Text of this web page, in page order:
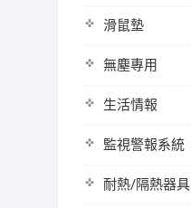
滑鼠墊
無塵專用
生活情報
監視警報系統
耐熱/隔熱器具